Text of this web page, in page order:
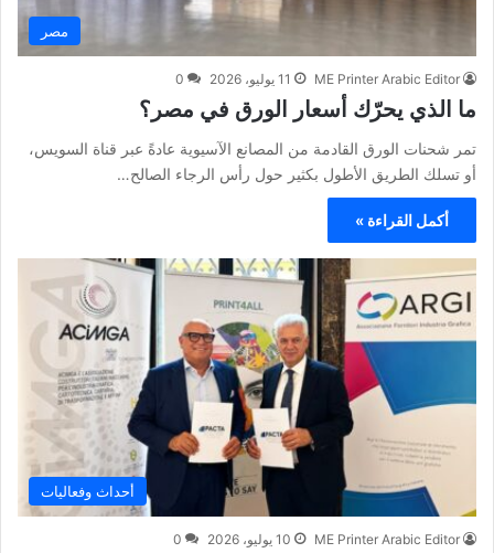
مصر
ME Printer Arabic Editor 11 يوليو، 2026 0
ما الذي يحرّك أسعار الورق في مصر؟
تمر شحنات الورق القادمة من المصانع الآسيوية عادةً عبر قناة السويس،
أو تسلك الطريق الأطول بكثير حول رأس الرجاء الصالح…
أكمل القراءة »
أحداث وفعاليات
ME Printer Arabic Editor 10 يوليو، 2026 0